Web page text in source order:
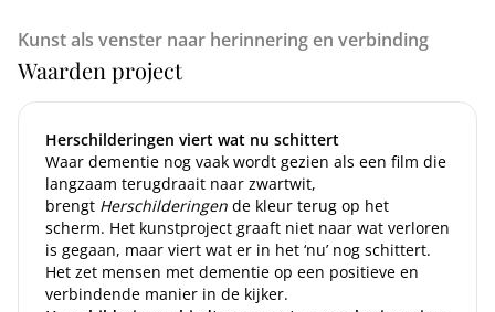
Kunst als venster naar herinnering en verbinding
Waarden project
Herschilderingen viert wat nu schittert
Waar dementie nog vaak wordt gezien als een film die
langzaam terugdraait naar zwartwit,
brengt Herschilderingen de kleur terug op het
scherm. Het kunstproject graaft niet naar wat verloren
is gegaan, maar viert wat er in het ‘nu’ nog schittert.
Het zet mensen met dementie op een positieve en
verbindende manier in de kijker.